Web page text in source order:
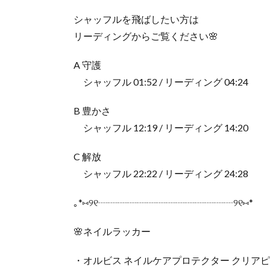
シャッフルを飛ばしたい方は
リーディングからご覧ください🌸
A 守護
シャッフル 01:52 / リーディング 04:24
B 豊かさ
シャッフル 12:19 / リーディング 14:20
C 解放
シャッフル 22:22 / リーディング 24:28
｡*⑅୨୧┈┈┈┈┈┈┈┈┈┈┈┈┈┈୨୧⑅*
🌸ネイルラッカー
・オルビス ネイルケアプロテクター クリア